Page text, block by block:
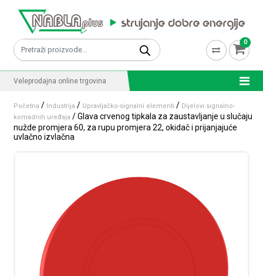
Pretraži: 0
Veleprodajna online trgovina
Početna / Industrija / Upravljačko-signalni elementi / Dijelovi signalno-
komadnih uređaja / Glava crvenog tipkala za zaustavljanje u slučaju
nužde promjera 60, za rupu promjera 22, okidač i prijanjajuće
uvlačno izvlačna